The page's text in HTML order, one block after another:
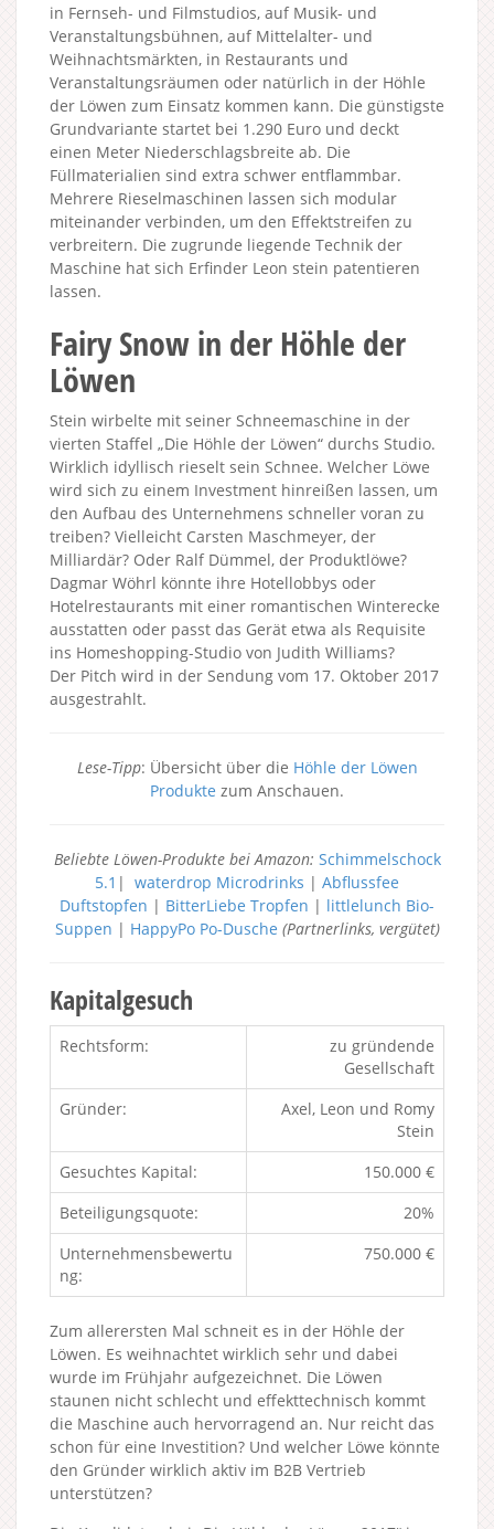
in Fernseh- und Filmstudios, auf Musik- und
Veranstaltungsbühnen, auf Mittelalter- und
Weihnachtsmärkten, in Restaurants und
Veranstaltungsräumen oder natürlich in der Höhle
der Löwen zum Einsatz kommen kann. Die günstigste
Grundvariante startet bei 1.290 Euro und deckt
einen Meter Niederschlagsbreite ab. Die
Füllmaterialien sind extra schwer entflammbar.
Mehrere Rieselmaschinen lassen sich modular
miteinander verbinden, um den Effektstreifen zu
verbreitern. Die zugrunde liegende Technik der
Maschine hat sich Erfinder Leon stein patentieren
lassen.
Fairy Snow in der Höhle der
Löwen
Stein wirbelte mit seiner Schneemaschine in der
vierten Staffel „Die Höhle der Löwen“ durchs Studio.
Wirklich idyllisch rieselt sein Schnee. Welcher Löwe
wird sich zu einem Investment hinreißen lassen, um
den Aufbau des Unternehmens schneller voran zu
treiben? Vielleicht Carsten Maschmeyer, der
Milliardär? Oder Ralf Dümmel, der Produktlöwe?
Dagmar Wöhrl könnte ihre Hotellobbys oder
Hotelrestaurants mit einer romantischen Winterecke
ausstatten oder passt das Gerät etwa als Requisite
ins Homeshopping-Studio von Judith Williams?
Der Pitch wird in der Sendung vom 17. Oktober 2017
ausgestrahlt.
Lese-Tipp: Übersicht über die Höhle der Löwen
Produkte zum Anschauen.
Beliebte Löwen-Produkte bei Amazon: Schimmelschock
5.1 | waterdrop Microdrinks | Abflussfee
Duftstopfen | BitterLiebe Tropfen | littlelunch Bio-
Suppen | HappyPo Po-Dusche (Partnerlinks, vergütet)
Kapitalgesuch
Rechtsform:
zu gründende
Gesellschaft
Gründer:
Axel, Leon und Romy
Stein
Gesuchtes Kapital:
150.000 €
Beteiligungsquote:
20%
Unternehmensbewertu
ng:
750.000 €
Zum allerersten Mal schneit es in der Höhle der
Löwen. Es weihnachtet wirklich sehr und dabei
wurde im Frühjahr aufgezeichnet. Die Löwen
staunen nicht schlecht und effekttechnisch kommt
die Maschine auch hervorragend an. Nur reicht das
schon für eine Investition? Und welcher Löwe könnte
den Gründer wirklich aktiv im B2B Vertrieb
unterstützen?